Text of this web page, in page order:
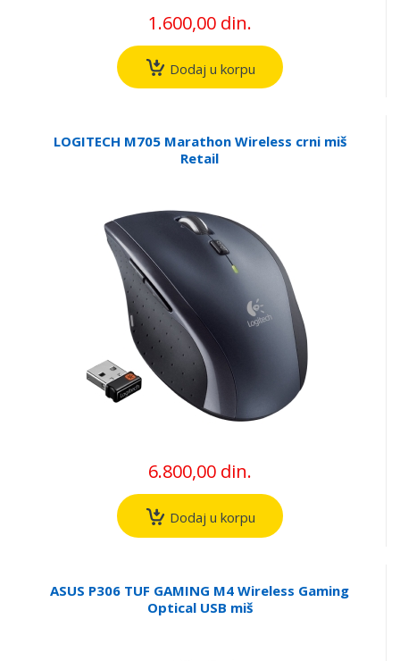
1.600,00 din.
Dodaj u korpu
LOGITECH M705 Marathon Wireless crni miš
Retail
6.800,00 din.
Dodaj u korpu
ASUS P306 TUF GAMING M4 Wireless Gaming
Optical USB miš